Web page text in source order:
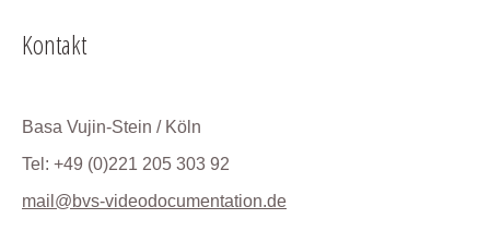
Kontakt
Basa Vujin-Stein / Köln
Tel: +49 (0)221 205 303 92
mail@bvs-videodocumentation.de